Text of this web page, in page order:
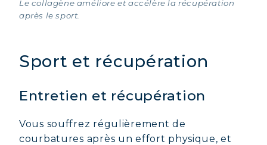
Le collagène améliore et accélère la récupération
après le sport.
Sport et récupération
Entretien et récupération
Vous souffrez régulièrement de
courbatures après un effort physique, et